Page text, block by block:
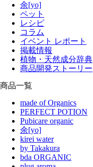
余[yo]
ペット
レシピ
コラム
イベント レポート
掲載情報
植物・天然成分辞典
商品開発ストーリー
商品一覧
made of Organics
PERFECT POTION
Pubicare organic
余[yo]
kirei water
by Takakura
bda ORGANIC